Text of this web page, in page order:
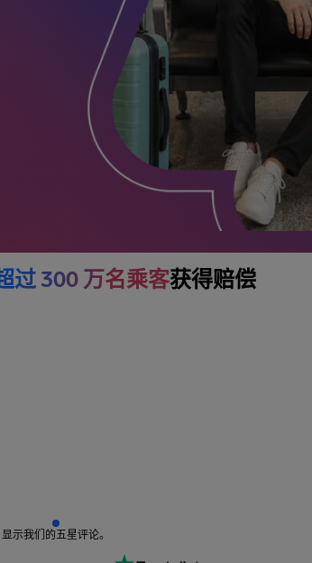
过 300 万名乘客获得赔偿
显示我们的五星评论。